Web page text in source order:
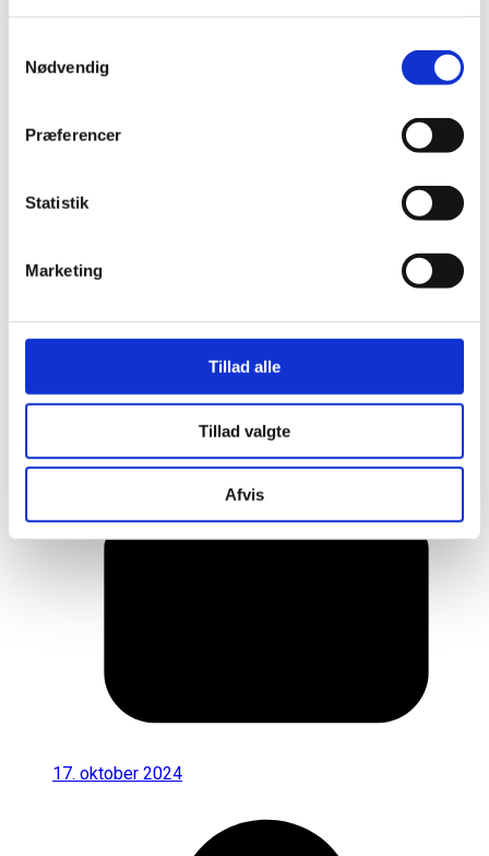
Nødvendig
Præferencer
Statistik
Marketing
Tillad alle
Tillad valgte
Afvis
Her er alle vinderne fra årets Danish
17. oktober 2024